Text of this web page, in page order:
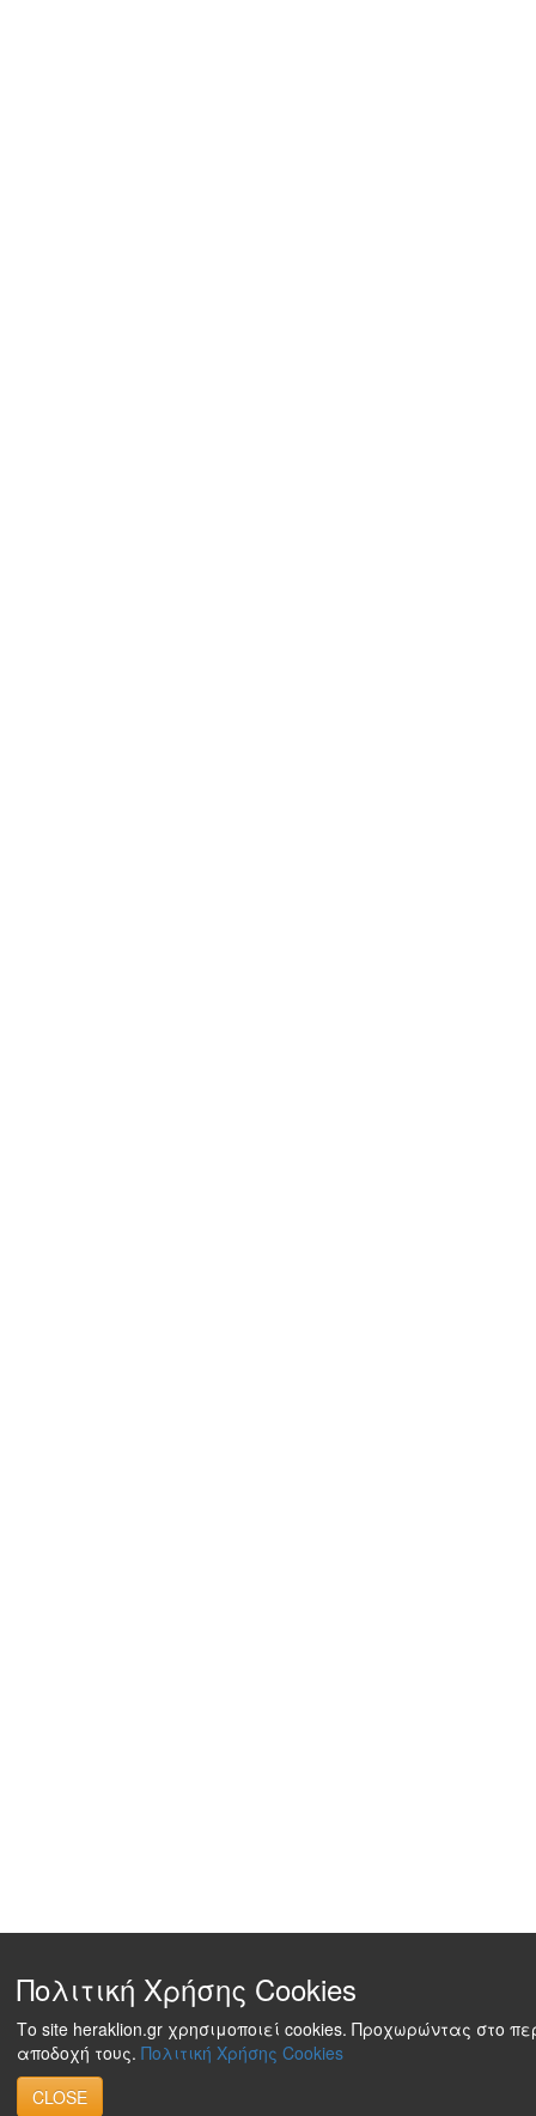
Πολιτική Χρήσης Cookies
Το site heraklion.gr χρησιμοποιεί cookies. Προχωρώντας στο
αποδοχή τους. Πολιτική Χρήσης Cookies
CLOSE